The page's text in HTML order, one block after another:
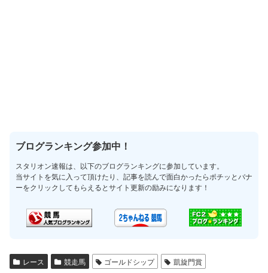
ブログランキング参加中！
スタリオン速報は、以下のブログランキングに参加しています。
当サイトを気に入って頂けたり、記事を読んで面白かったらポチッとバナ
ーをクリックしてもらえるとサイト更新の励みになります！
レース 競走馬 ゴールドシップ 凱旋門賞